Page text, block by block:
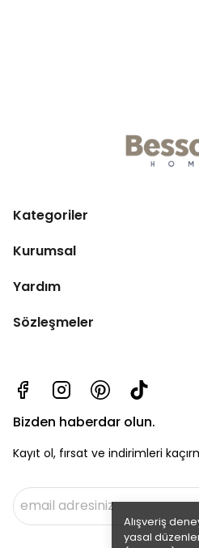
Alışveriş
yasal
Kategoriler
Kurumsal
Yardım
Sözleşmeler
Bizden haberdar olun.
Kayıt ol, fırsat ve indirimleri